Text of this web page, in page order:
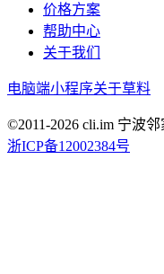
价格方案
帮助中心
关于我们
电脑端小程序关于草料
©2011-2026 cli.im 宁波
浙ICP备12002384号